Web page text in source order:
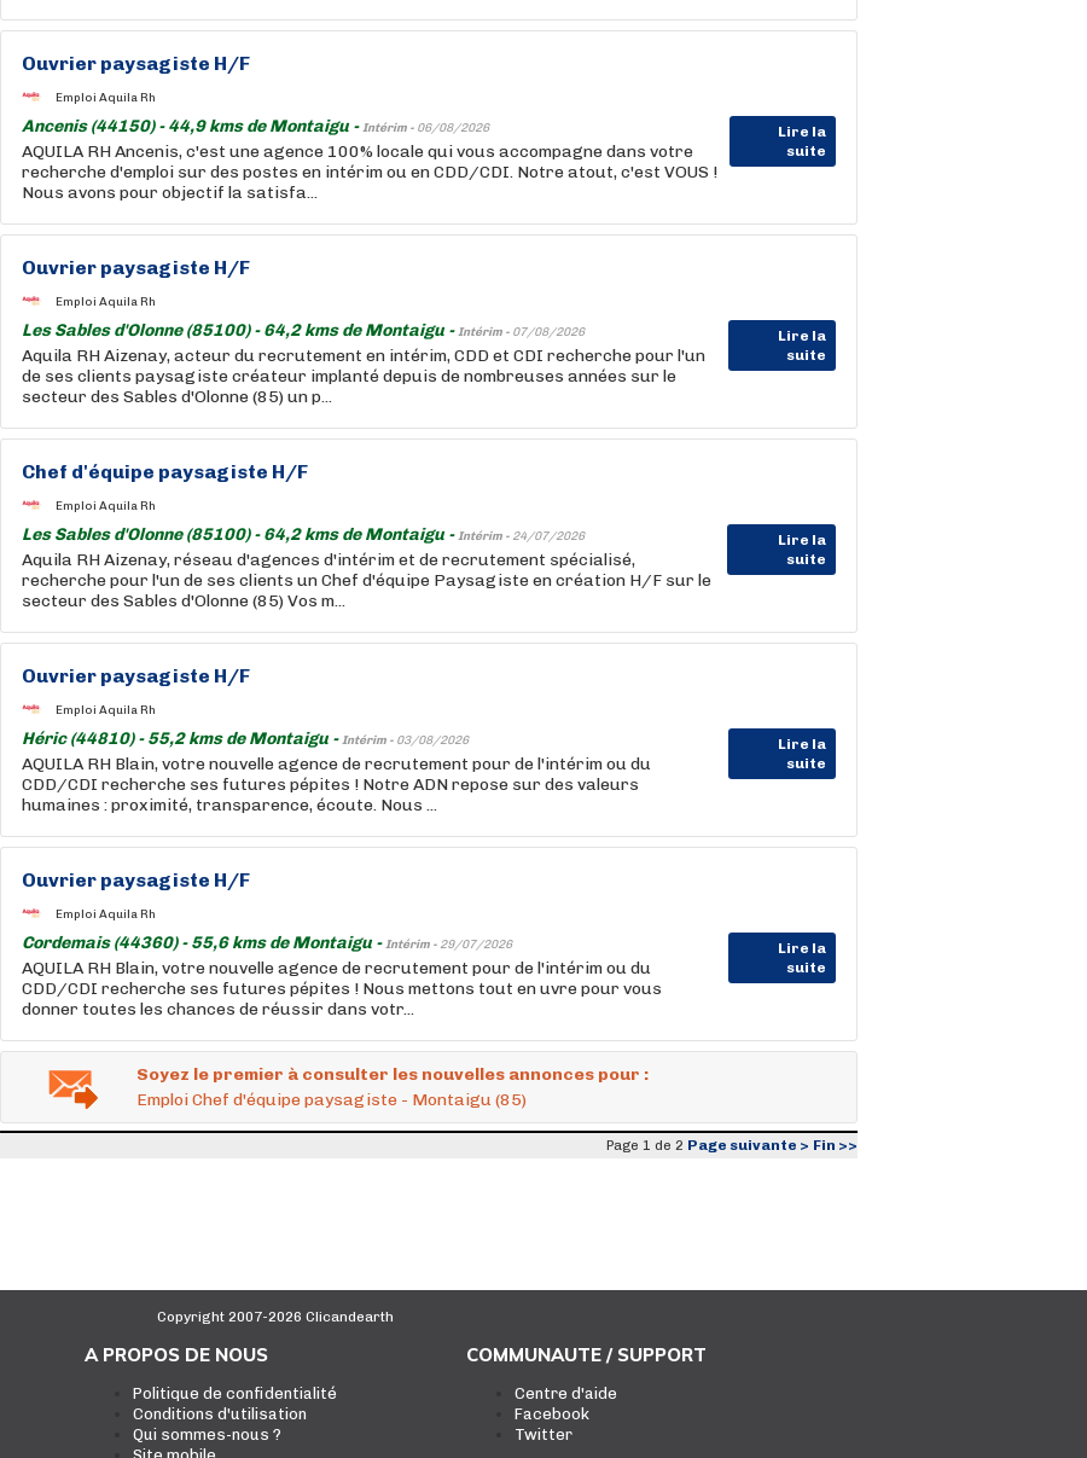
Ouvrier paysagiste H/F
Emploi Aquila Rh
Ancenis (44150) - 44,9 kms de Montaigu -Intérim - 06/08/2026
Lire la
suite
AQUILA RH Ancenis, c'est une agence 100% locale qui vous accompagne dans votre
recherche d'emploi sur des postes en intérim ou en CDD/CDI. Notre atout, c'est VOUS !
Nous avons pour objectif la satisfa...
Ouvrier paysagiste H/F
Emploi Aquila Rh
Les Sables d'Olonne (85100) - 64,2 kms de Montaigu -Intérim - 07/08/2026
Lire la
suite
Aquila RH Aizenay, acteur du recrutement en intérim, CDD et CDI recherche pour l'un
de ses clients paysagiste créateur implanté depuis de nombreuses années sur le
secteur des Sables d'Olonne (85) un p...
Chef d'équipe paysagiste H/F
Emploi Aquila Rh
Les Sables d'Olonne (85100) - 64,2 kms de Montaigu -Intérim - 24/07/2026
Lire la
suite
Aquila RH Aizenay, réseau d'agences d'intérim et de recrutement spécialisé,
recherche pour l'un de ses clients un Chef d'équipe Paysagiste en création H/F sur le
secteur des Sables d'Olonne (85) Vos m...
Ouvrier paysagiste H/F
Emploi Aquila Rh
Héric (44810) - 55,2 kms de Montaigu -Intérim - 03/08/2026
Lire la
suite
AQUILA RH Blain, votre nouvelle agence de recrutement pour de l'intérim ou du
CDD/CDI recherche ses futures pépites ! Notre ADN repose sur des valeurs
humaines : proximité, transparence, écoute. Nous ...
Ouvrier paysagiste H/F
Emploi Aquila Rh
Cordemais (44360) - 55,6 kms de Montaigu -Intérim - 29/07/2026
Lire la
suite
AQUILA RH Blain, votre nouvelle agence de recrutement pour de l'intérim ou du
CDD/CDI recherche ses futures pépites ! Nous mettons tout en uvre pour vous
donner toutes les chances de réussir dans votr...
Soyez le premier à consulter les nouvelles annonces pour :
Emploi Chef d'équipe paysagiste - Montaigu (85)
Page 1 de 2 Page suivante > Fin >>
Copyright 2007-2026 Clicandearth
A PROPOS DE NOUS
Politique de confidentialité
Conditions d'utilisation
Qui sommes-nous ?
COMMUNAUTE / SUPPORT
Centre d'aide
Facebook
Twitter